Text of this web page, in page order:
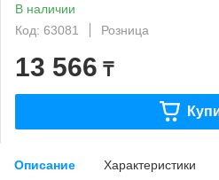
В наличии
Код: 63081
Розница
13 566 ₸
Описание Характеристики